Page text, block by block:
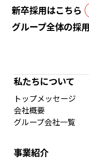
新卒採用はこちら
グループ全体の採
私たちについて
トップメッセージ
会社概要
グループ会社一覧
事業紹介